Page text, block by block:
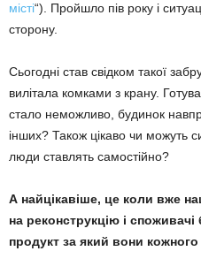
місті“). Пройшло пів року і
сторону.
Сьогодні став свідком такої
вилітала комками з крану.
стало неможливо, будинок
інших? Також цікаво чи можуть
люди ставлять самостійно?
А найцікавіше, це коли вже
на реконструкцію і
продукт за який вони